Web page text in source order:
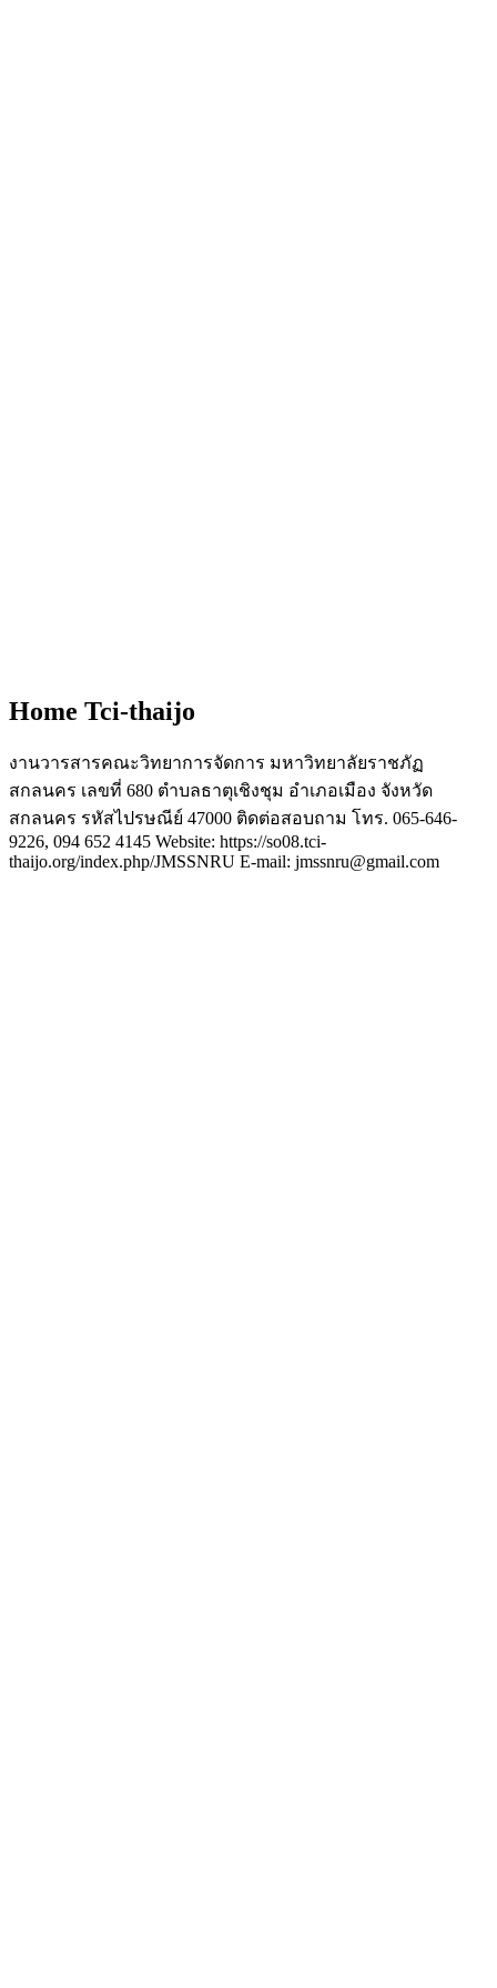
Home Tci-thaijo
งานวารสารคณะวิทยาการจัดการ มหาวิทยาลัยราชภัฏ
สกลนคร เลขที่ 680 ตำบลธาตุเชิงชุม อำเภอเมือง จังหวัด
สกลนคร รหัสไปรษณีย์ 47000 ติดต่อสอบถาม โทร. 065-646-
9226, 094 652 4145 Website: https://so08.tci-
thaijo.org/index.php/JMSSNRU E-mail: jmssnru@gmail.com